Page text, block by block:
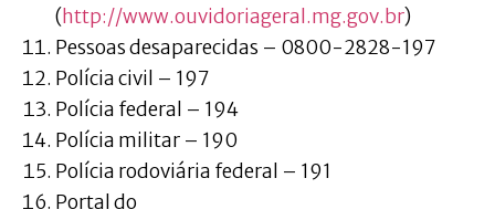
(http://www.ouvidoriageral.mg.gov.br)
Pessoas desaparecidas – 0800-2828-197
Polícia civil – 197
Polícia federal – 194
Polícia militar – 190
Polícia rodoviária federal – 191
Portal do